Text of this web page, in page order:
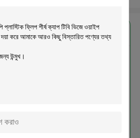
এর সেরা মূল্য পান
42 মিমি পিপি প্লাস্টিক ফ্লিপ শীর্ষ ক্যাপ টিবি